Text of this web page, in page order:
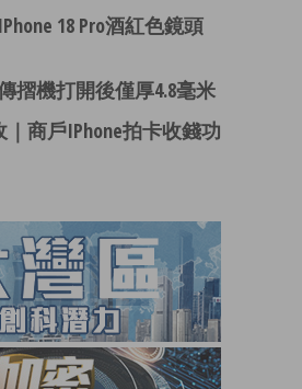
18 Pro酒紅色鏡頭
摺機打開後僅厚4.8毫米
｜商戶iPhone拍卡收錢功